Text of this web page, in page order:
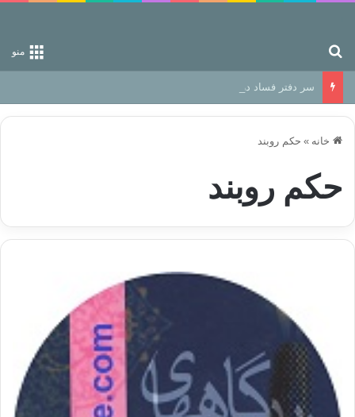
منو
سر دفتر فساد در زمین‌، دوری وکناره‌گیری از راه خداست‌!
خانه » حکم روبند
حکم روبند